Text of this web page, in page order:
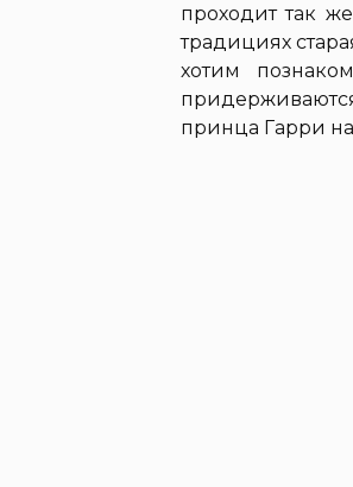
проходит так
традициях
хотим
принца Гарри